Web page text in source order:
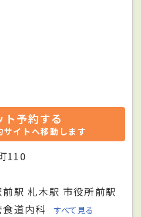
ト予約する
イトへ移動します
110
駅 札木駅 市役所前駅
食道内科 すべて見る